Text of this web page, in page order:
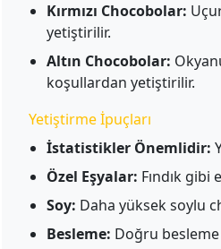
Kırmızı Chocobolar:
yetiştirilir.
Altın Chocobolar:
koşullardan yetiştirilir.
Yetiştirme İpuçları
İstatistikler Önemlidir:
Özel Eşyalar: Fındık
Soy: Daha yüksek soylu
Besleme: Doğru besleme